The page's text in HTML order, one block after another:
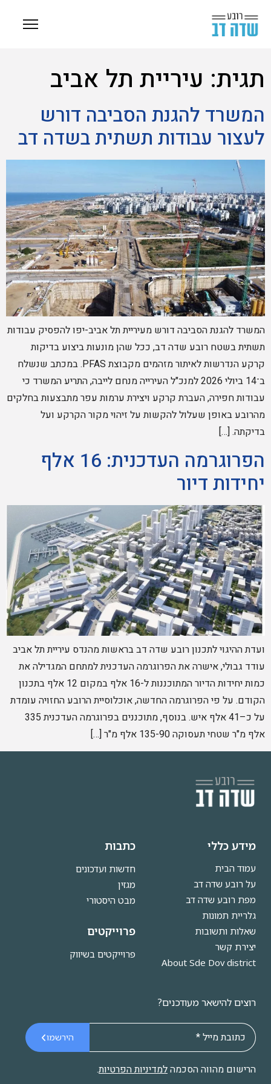
תגית: עיריית תל אביב
המשרד להגנת הסביבה דורש
לעצור עבודות תשתית בשדה דב
המשרד להגנת הסביבה דורש מעיריית תל אביב-יפו להפסיק עבודות
תשתית בשטח רובע שדה דב, ככל שהן מונעות ביצוע בדיקות
קרקע הנדרשות לאיתור מזהמים מקבוצת PFAS. במכתב שנשלח
ב־14 ביולי 2026 למנכ"ל העירייה מנחם לייבה, התריע המשרד כי
עבודות חפירה, העברת קרקע ויצירת ערמות עפר מתבצעות בחלקים
מהרובע באופן שעלול להקשות על זיהוי מקור הקרקע ועל
בדיקתה. […]
הפרוגרמה העדכנית: 16 אלף
יחידות דיור
ועדת ההיגוי לתכנון רובע שדה דב בראשות מהנדס עיריית תל אביב
עודד גבולי, אישרה את הפרוגרמה העדכנית למתחם המגדילה את
כמות יחידות הדיור המתוכננות ל-16 אלף במקום 12 אלף בתכנון
הקודם. על פי הפרוגרמה החדשה, אוכלוסיית הרובע החזויה עומדת
על כ–41 אלף איש. בנוסף, מתוכננים בפרוגרמה העדכנית 335
אלף מ"ר שטחי תעסוקה 135-90 אלף מ"ר […]
מידע כללי
עמוד הבית
על רובע שדה דב
מפת רובע שדה דב
גלריית תמונות
שאלות ותשובות
יצירת קשר
About Sde Dov district
כתבות
חדשות ועדכונים
מגזין
מבט היסטורי
פרוייקטים
פרוייקטים בשיווק
רוצים להישאר מעודכנים?
הירשמו
הרישום מהווה הסכמהלמדיניות הפרטיות.